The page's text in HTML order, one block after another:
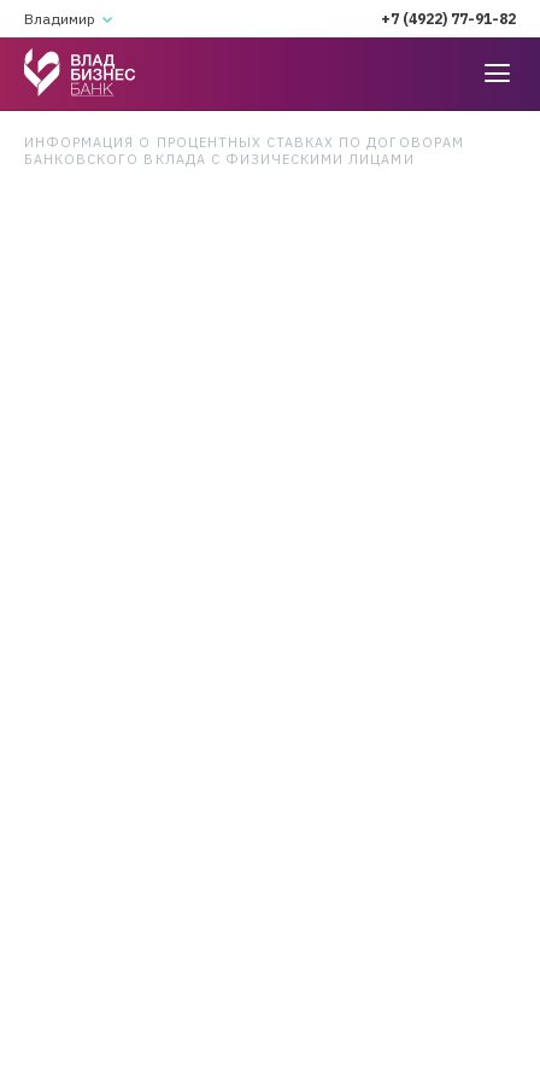
Владимир +7 (4922) 77-91-82
ИНФОРМАЦИЯ О ПРОЦЕНТНЫХ СТАВКАХ ПО ДОГОВОРАМ
БАНКОВСКОГО ВКЛАДА С ФИЗИЧЕСКИМИ ЛИЦАМИ